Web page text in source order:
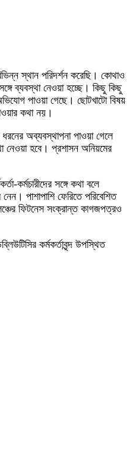
স্থান পরিদর্শন করেছি। কোথাও
ব্যবস্থা নেওয়া হচ্ছে। কিছু কিছু
পাওয়া গেছে। ছোটখাটো বিষয়
কথা নয়।
অব্যবস্থাপনা পাওয়া গেলে
নেওয়া হবে। প্রশাসন অনিয়মের
কর্মচারীদের সঙ্গে কথা বলে
পাশাপাশি ফেরিতে পরিবেশিত
ফিটনেস সংক্রান্ত কাগজপত্রও
কর্মকর্তাবৃন্দ উপস্থিত